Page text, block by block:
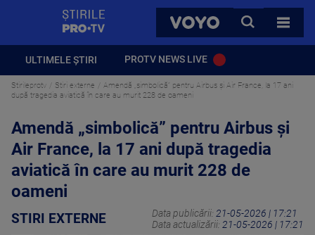
VOYO
CAUTA
TOATE
ULTIMELE ȘTIRI PROTV NEWS LIVE
Stirileprotv Stiri externe
Amendă „simbolică” pentru Airbus și Air France, la 17 ani
după tragedia aviatică în care au murit 228 de oameni
Amendă „simbolică” pentru Airbus și
Air France, la 17 ani după tragedia
aviatică în care au murit 228 de
oameni
STIRI EXTERNE Data publicării: 21-05-2026 | 17:21
Data actualizării: 21-05-2026 | 17:21